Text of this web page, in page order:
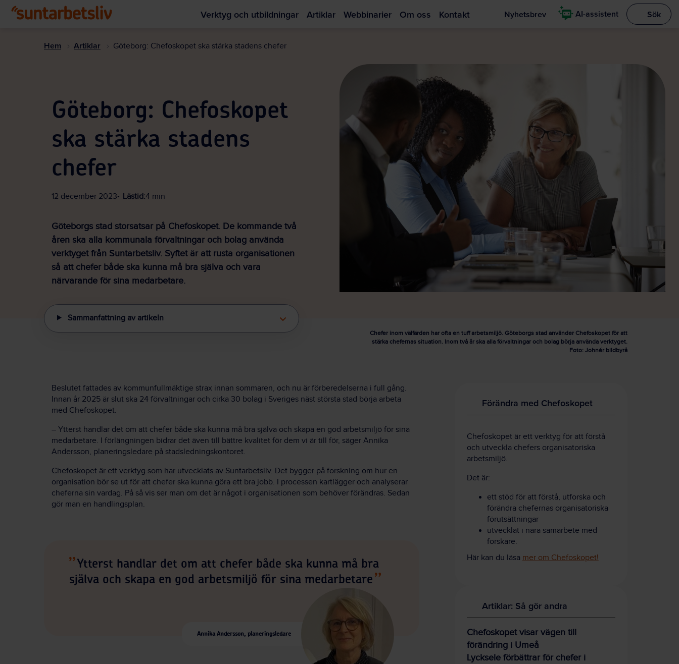
Verktyg och utbildningar Artiklar Webbinarier Om oss Kontakt Nyhetsbrev AI-assistent Visa
Sök
Hem Artiklar Göteborg: Chefoskopet ska stärka stadens chefer
Göteborg: Chefoskopet
ska stärka stadens
chefer
12 december 2023 Lästid:4 min
Göteborgs stad storsatsar på Chefoskopet. De kommande två
åren ska alla kommunala förvaltningar och bolag använda
verktyget från Suntarbetsliv. Syftet är att rusta organisationen
så att chefer både ska kunna må bra själva och vara
närvarande för sina medarbetare.
Chefer inom välfärden har ofta en tuff arbetsmiljö. Göteborgs stad använder Chefoskopet för att
stärka chefernas situation. Inom två år ska alla förvaltningar och bolag börja använda verktyget.
Foto: Johnér bildbyrå
Sammanfattning av artikeln
Beslutet fattades av kommunfullmäktige strax innan sommaren, och nu är förberedelserna i full gång.
Innan år 2025 är slut ska 24 förvaltningar och cirka 30 bolag i Sveriges näst största stad börja arbeta
med Chefoskopet.
– Ytterst handlar det om att chefer både ska kunna må bra själva och skapa en god arbetsmiljö för sina
medarbetare. I förlängningen bidrar det även till bättre kvalitet för dem vi är till för, säger Annika
Andersson, planeringsledare på stadsledningskontoret.
Chefoskopet är ett verktyg som har utvecklats av Suntarbetsliv. Det bygger på forskning om hur en
organisation bör se ut för att chefer ska kunna göra ett bra jobb. I processen kartlägger och analyserar
cheferna sin vardag. På så vis ser man om det är något i organisationen som behöver förändras. Sedan
gör man en handlingsplan.
Ytterst handlar det om att chefer både ska kunna må bra
själva och skapa en god arbetsmiljö för sina medarbetare
Annika Andersson, planeringsledare
Förändra med Chefoskopet
Chefoskopet är ett verktyg för att förstå
och utveckla chefers organisatoriska
arbetsmiljö.
Det är:
ett stöd för att förstå, utforska och
förändra chefernas organisatoriska
förutsättningar
utvecklat i nära samarbete med
forskare.
Här kan du läsa mer om Chefoskopet!
Artiklar: Så gör andra
Chefoskopet visar vägen till
förändring i Umeå
Lycksele förbättrar för chefer i